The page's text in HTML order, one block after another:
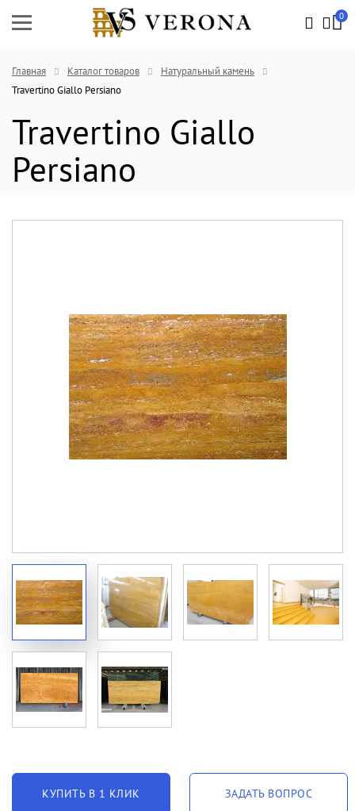
0
Главная Каталог товаров
Натуральный камень
Travertino Giallo Persiano
Travertino Giallo
Persiano
КУПИТЬ В 1 КЛИК ЗАДАТЬ ВОПРОС